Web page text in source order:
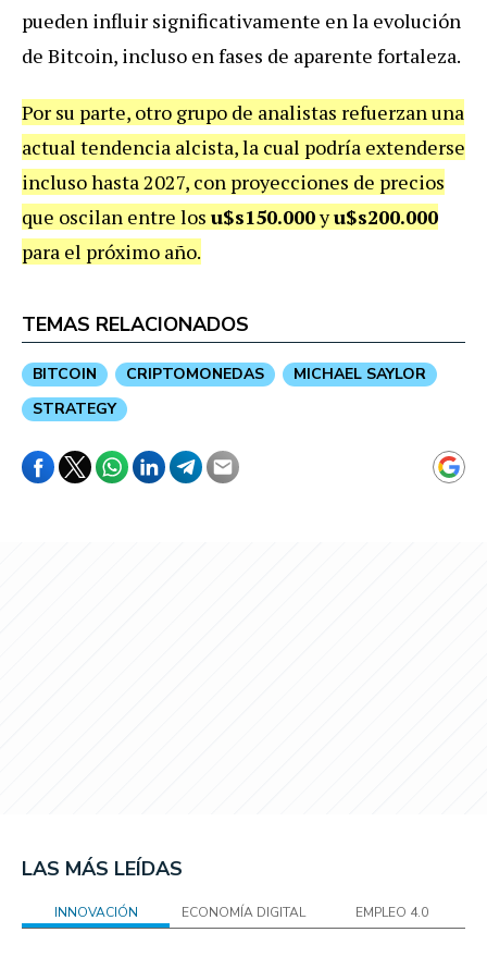
pueden influir significativamente en la evolución
de Bitcoin, incluso en fases de aparente fortaleza.
Por su parte, otro grupo de analistas refuerzan una
actual tendencia alcista, la cual podría extenderse
incluso hasta 2027, con proyecciones de precios
que oscilan entre los u$s150.000yu$s200.000
para el próximo año.
TEMAS RELACIONADOS
BITCOIN CRIPTOMONEDAS
MICHAEL SAYLOR
STRATEGY
LAS MÁS LEÍDAS
INNOVACIÓN ECONOMÍA DIGITAL EMPLEO 4.0